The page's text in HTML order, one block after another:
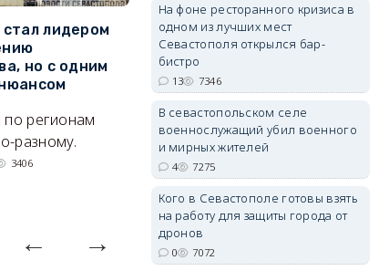
лидером
но с одним
по регионам
разному.
3406
Кого в Севастополе готовы
взять на работу для защиты
города от дронов
города.
07/08/2026 15:13 7072
erid: 2SDnjdvhGXG
На фоне ресторанного кризиса в
одном из лучших мест
Севастополя открылся бар-
бистро
13 7346
В севастопольском селе
военнослужащий убил военного
и мирных жителей
4 7275
Кого в Севастополе готовы взять
на работу для защиты города от
дронов
0 7072